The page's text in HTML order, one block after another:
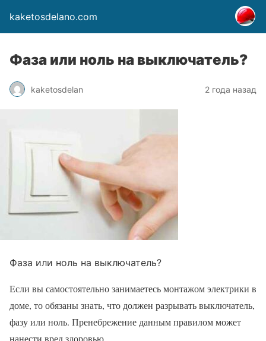
kaketosdelano.com
Фаза или ноль на выключатель?
kaketosdelan 2 года назад
Фаза или ноль на выключатель?
Если вы самостоятельно занимаетесь монтажом электрики в
доме, то обязаны знать, что должен разрывать выключатель,
фазу или ноль. Пренебрежение данным правилом может
нанести вред здоровью.